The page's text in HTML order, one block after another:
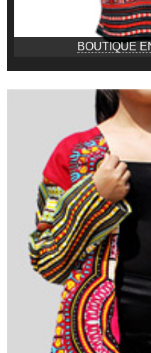
BOUTIQUE